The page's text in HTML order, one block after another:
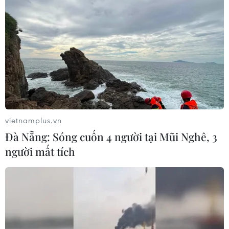
Hòa Bình: Bản Bích Trụ vùng lòng hồ sông
Đà có nhiều tiềm năng du lịch
Đến Bích Trụ, du khách được tham quan không gian văn
vietnamplus.vn
Đà Nẵng: Sóng cuốn 4 người tại Mũi Nghê, 3
người mất tích